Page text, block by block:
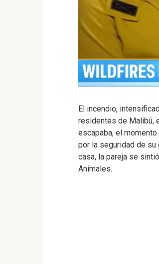
El incendio,
residentes de Malibú,
escapaba, el
por la seguridad de su
casa, la pareja se
Animales.